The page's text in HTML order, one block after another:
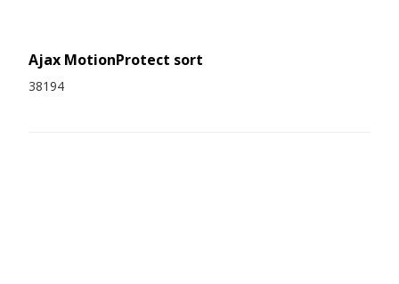
Ajax MotionProtect sort
38194